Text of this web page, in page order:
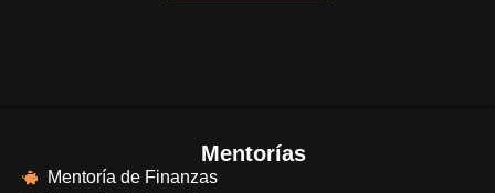
Mentorías
Mentoría de Finanzas